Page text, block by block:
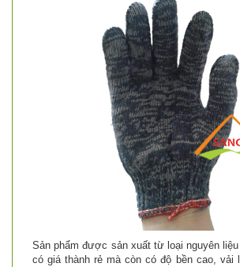
Sản phẩm được sản xuất từ loại nguyên
có giá thành rẻ mà còn có độ bền cao, vải